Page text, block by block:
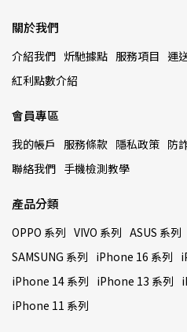
關於我們
介紹我們 炘馳據點 服務項目 運
紅利點數介紹
會員專區
我的帳戶 服務條款 隱私政策 防
聯絡我們 手機檢測教學
產品分類
OPPO 系列 VIVO 系列 ASUS 系列
SAMSUNG 系列 iPhone 16 系列
iPhone 14 系列 iPhone 13 系列
iPhone 11 系列